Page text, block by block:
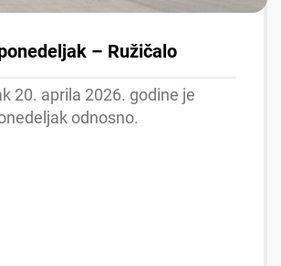
– Ružičalo
20. aprila 2026. godine je
odnosno.